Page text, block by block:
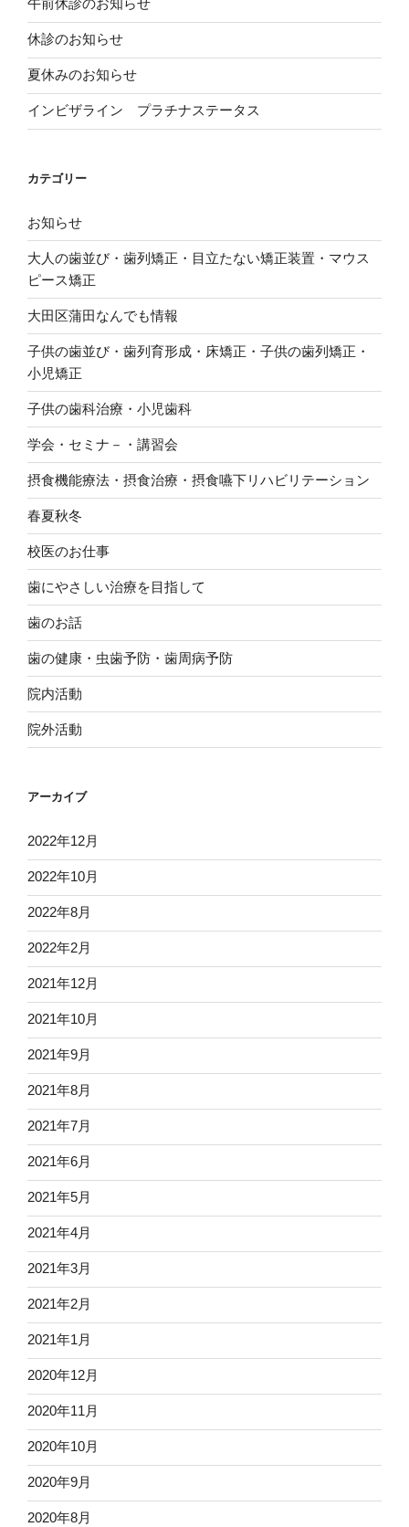
き
ま
)
午前休診のお知らせ
休診のお知らせ
夏休みのお知らせ
インビザライン プラチナステータス
カテゴリー
お知らせ
大人の歯並び・歯列矯正・目立たない矯正装置・マウス
ピース矯正
大田区蒲田なんでも情報
子供の歯並び・歯列育形成・床矯正・子供の歯列矯正・
小児矯正
子供の歯科治療・小児歯科
学会・セミナ－・講習会
摂食機能療法・摂食治療・摂食嚥下リハビリテーション
春夏秋冬
校医のお仕事
歯にやさしい治療を目指して
歯のお話
歯の健康・虫歯予防・歯周病予防
院内活動
院外活動
アーカイブ
2022年12月
2022年10月
2022年8月
2022年2月
2021年12月
2021年10月
2021年9月
2021年8月
2021年7月
2021年6月
2021年5月
2021年4月
2021年3月
2021年2月
2021年1月
2020年12月
2020年11月
2020年10月
2020年9月
2020年8月